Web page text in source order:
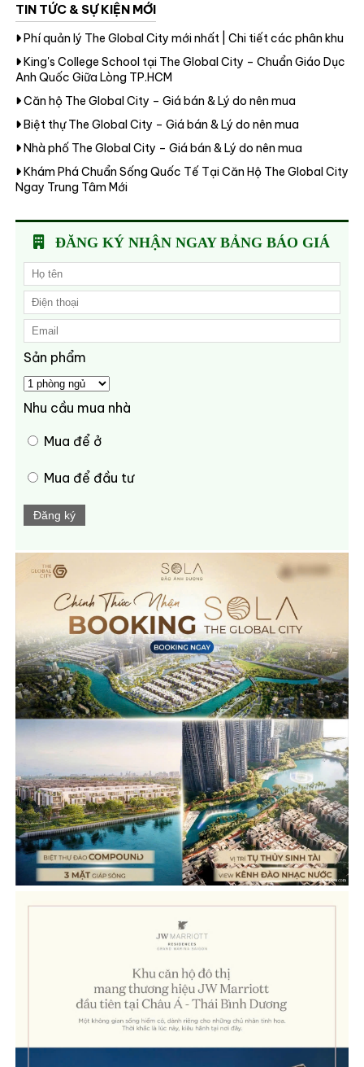
TIN TỨC & SỰ KIỆN MỚI
Phí quản lý The Global City mới nhất | Chi tiết các phân khu
King's College School tại The Global City – Chuẩn Giáo Dục
Anh Quốc Giữa Lòng TP.HCM
Căn hộ The Global City – Giá bán & Lý do nên mua
Biệt thự The Global City – Giá bán & Lý do nên mua
Nhà phố The Global City – Giá bán & Lý do nên mua
Khám Phá Chuẩn Sống Quốc Tế Tại Căn Hộ The Global City
Ngay Trung Tâm Mới
ĐĂNG KÝ NHẬN NGAY BẢNG BÁO GIÁ
Sản phẩm
Nhu cầu mua nhà
Mua để ở
Mua để đầu tư
Đăng ký